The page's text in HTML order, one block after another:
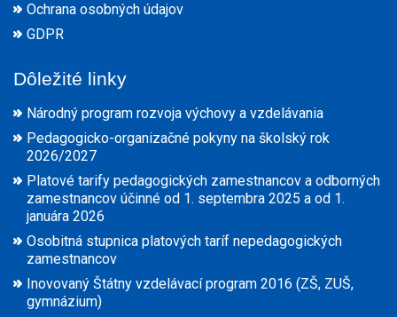
Ochrana osobných údajov
GDPR
Dôležité linky
Národný program rozvoja výchovy a vzdelávania
Pedagogicko-organizačné pokyny na školský rok
2026/2027
Platové tarify pedagogických zamestnancov a odborných
zamestnancov účinné od 1. septembra 2025 a od 1.
januára 2026
Osobitná stupnica platových taríf nepedagogických
zamestnancov
Inovovaný Štátny vzdelávací program 2016 (ZŠ, ZUŠ,
gymnázium)